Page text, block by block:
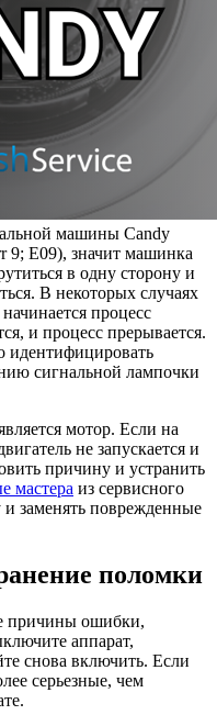
машины Candy
9; Е09), значит машинка
в одну сторону и
В некоторых случаях
процесс
и процесс прерывается.
идентифицировать
сигнальной лампочки
мотор. Если на
не запускается и
причину и устранить
мастера из сервисного
заменять поврежденные
поломки
причины ошибки,
аппарат,
снова включить. Если
серьезные, чем